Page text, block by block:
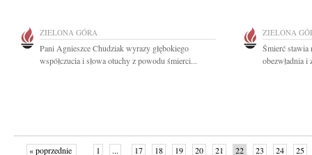
ZIELONA GÓRA
Pani Agnieszce Chudziak wyrazy głębokiego
współczucia i słowa otuchy z powodu śmierci...
ZIELONA
Śmierć stawia
obezwładnia i
« poprzednie 1 ... 17 18 19 20 21 22 23 24 25